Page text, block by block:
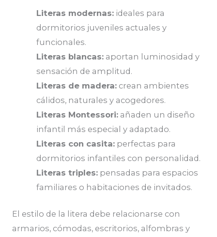
Literas modernas:ideales para
dormitorios juveniles actuales y
funcionales.
Literas blancas:aportan luminosidad y
sensación de amplitud.
Literas de madera:crean ambientes
cálidos, naturales y acogedores.
Literas Montessori:añaden un diseño
infantil más especial y adaptado.
Literas con casita:perfectas para
dormitorios infantiles con personalidad.
Literas triples:pensadas para espacios
familiares o habitaciones de invitados.
El estilo de la litera debe relacionarse con
armarios, cómodas, escritorios, alfombras y